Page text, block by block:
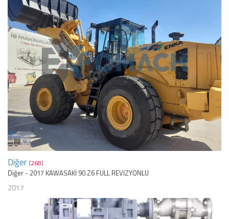
Diğer (268)
Diğer - 2017 KAWASAKİ 90 Z6 FULL REVİZYONLU
2017